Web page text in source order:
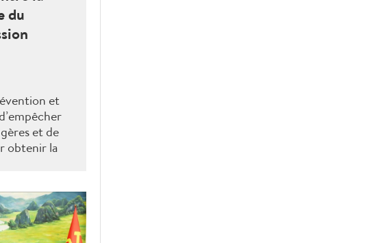
du
et
et de
obtenir la